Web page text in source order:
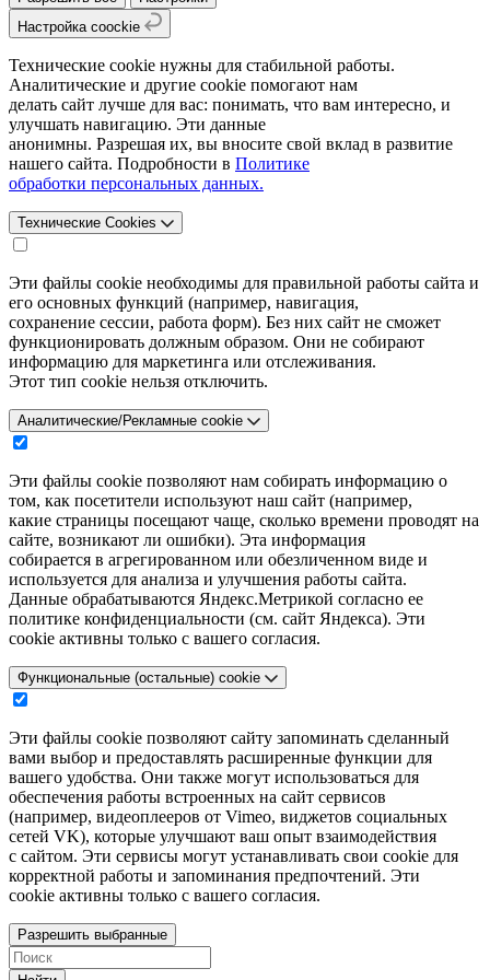
Настройка coockie
Технические cookie нужны для стабильной работы.
Аналитические и другие cookie помогают нам
делать сайт лучше для вас: понимать, что вам интересно, и
улучшать навигацию. Эти данные
анонимны. Разрешая их, вы вносите свой вклад в развитие
нашего сайта. Подробности в Политике
обработки персональных данных.
Технические Cookies
Эти файлы cookie необходимы для правильной работы сайта и
его основных функций (например, навигация,
сохранение сессии, работа форм). Без них сайт не сможет
функционировать должным образом. Они не собирают
информацию для маркетинга или отслеживания.
Этот тип cookie нельзя отключить.
Аналитические/Рекламные cookie
Эти файлы cookie позволяют нам собирать информацию о
том, как посетители используют наш сайт (например,
какие страницы посещают чаще, сколько времени проводят на
сайте, возникают ли ошибки). Эта информация
собирается в агрегированном или обезличенном виде и
используется для анализа и улучшения работы сайта.
Данные обрабатываются Яндекс.Метрикой согласно ее
политике конфиденциальности (см. сайт Яндекса). Эти
cookie активны только с вашего согласия.
Функциональные (остальные) cookie
Эти файлы cookie позволяют сайту запоминать сделанный
вами выбор и предоставлять расширенные функции для
вашего удобства. Они также могут использоваться для
обеспечения работы встроенных на сайт сервисов
(например, видеоплееров от Vimeo, виджетов социальных
сетей VK), которые улучшают ваш опыт взаимодействия
с сайтом. Эти сервисы могут устанавливать свои cookie для
корректной работы и запоминания предпочтений. Эти
cookie активны только с вашего согласия.
Разрешить выбранные